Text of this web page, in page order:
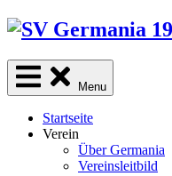
Skip
content
Menu
Startseite
Verein
Über Germania
Vereinsleitbild